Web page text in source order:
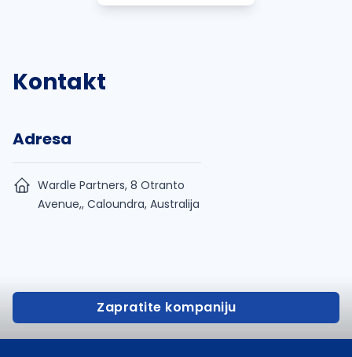
Kontakt
Adresa
Wardle Partners, 8 Otranto
Avenue,, Caloundra, Australija
Zapratite kompaniju